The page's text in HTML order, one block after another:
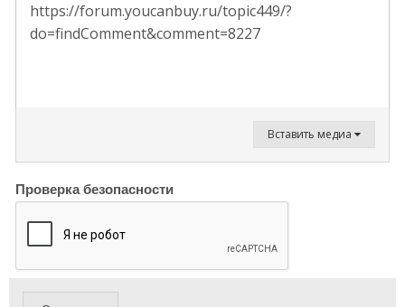
https://forum.youcanbuy.ru/topic449/?
do=findComment&comment=8227
Вставить медиа
Проверка безопасности